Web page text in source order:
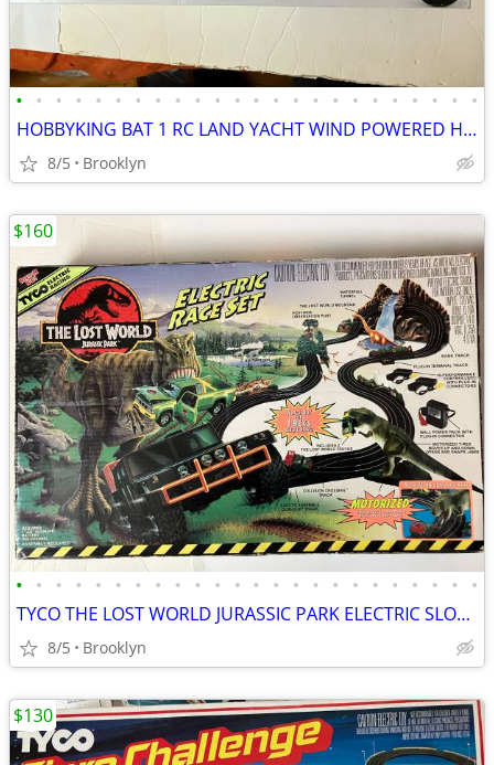
• • • • • • • • • • • • • • • • • • • • • • • •
HOBBYKING BAT 1 RC LAND YACHT WIND POWERED HIGH SPEED SAIL RACER FUN
8/5 Brooklyn
• • • • • • • • • • • • • • • • • • • • • • • •
TYCO THE LOST WORLD JURASSIC PARK ELECTRIC SLOT CAR RACE SET VINTAGE
8/5 Brooklyn
$160
$130